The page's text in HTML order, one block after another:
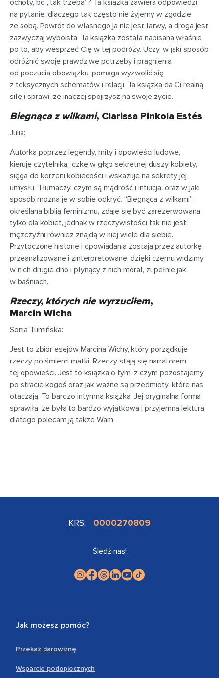
ochoty, bo „tak trzeba”? Ta książka zawiera odpowiedzi
na pytanie, dlaczego tak często nie żyjemy w zgodzie
ze sobą. Powrót do własnego ja nie jest łatwy, a droga jest
zazwyczaj wyboista. Ta książka została napisana właśnie
po to, aby wesprzeć Cię w tej podróży. Uczy, w jaki sposób
odróżnić swoje prawdziwe potrzeby i pragnienia
od poczucia obowiązku, pomaga wyzwolić się
z toksycznych schematów i relacji. Ta książka da Ci realną
siłę i sprawi, że inaczej spojrzysz na swoje życie.
Biegnąca z wilkami, Clarissa Pinkola Estés
Julia:
Autorka poprzez legendy, mity i opowieści ludowe,
kieruje czytelnika_czkę w głąb sekretnej duszy kobiety,
sięga do korzeni kobiecości i wskazuje na sekrety jej
umysłu. Tłumaczy, czym są mądrość i intuicja, oraz w jaki
sposób można je w sobie odkryć. “Biegnąca z wilkami”,
określana biblią feminizmu, zdaje się być zarezerwowana
tylko dla kobiet, jednak w rzeczywistości tak nie jest,
mężczyźni również znajdą w niej wiele dla siebie.
Przytoczone historie i opowiadania zostają przez autorkę
przeanalizowane i zinterpretowane, dzięki czemu widzimy
w nich drugie dno i płynący z nich morał, zupełnie jak
w baśniach.
Rzeczy, których nie wyrzuciłem,
Marcin Wicha
Sonia Tumińska:
Jest to zbiór esejów Marcina Wichy, który porządkuje
rzeczy po śmierci matki. Rzeczy stają się narratorem
tej opowieści. Jest to książka o tym, z czym pozostajemy
po stracie kogoś oraz jak ważne są przedmioty, które nas
otaczają. To bardzo intymna książka. Jej oryginalna forma
sprawiła, że była to bardzo wyjątkowa i przyjemna lektura,
dlatego polecam ją także Wam.
KRS: 0000270809
Śledź nas!
Jak możesz pomóc?
Przekaż darowiznę
Wsparcie podopiecznych